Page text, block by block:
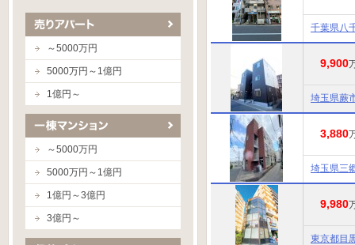
千葉県八
9,900
埼玉県蕨
3,880
埼玉県三
9,980
東京都目
～5000万円
5000万円～1億円
1億円～
～5000万円
5000万円～1億円
1億円～3億円
3億円～